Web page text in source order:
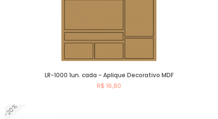
LR-1000 1un. cada - Aplique Decorativo MDF
R$ 16,80
-20%